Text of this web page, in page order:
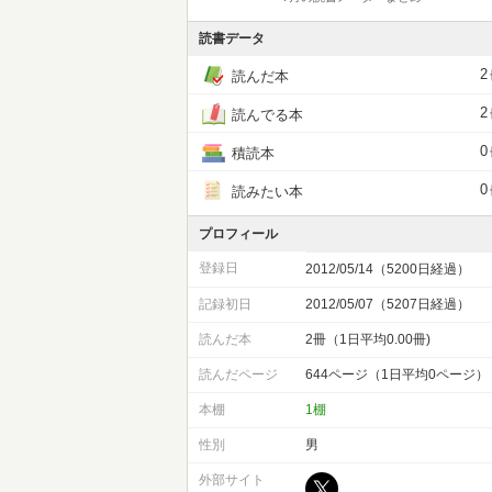
読書データ
読んだ本 2
読んでる本 2
積読本 0
読みたい本 0
プロフィール
登録日 2012/05/14（5200日経過）
記録初日 2012/05/07（5207日経過）
読んだ本 2冊（1日平均0.00冊)
読んだページ 644ページ（1日平均0ページ）
本棚 1棚
性別 男
外部サイト